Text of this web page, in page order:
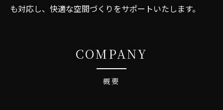
も対応し、快適な空間づくりをサポートいたします。
COMPANY
概要